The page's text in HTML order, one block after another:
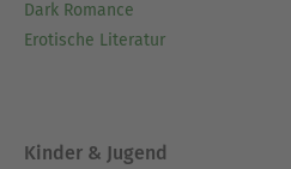
Dark Romance
Erotische Literatur
Kinder & Jugend